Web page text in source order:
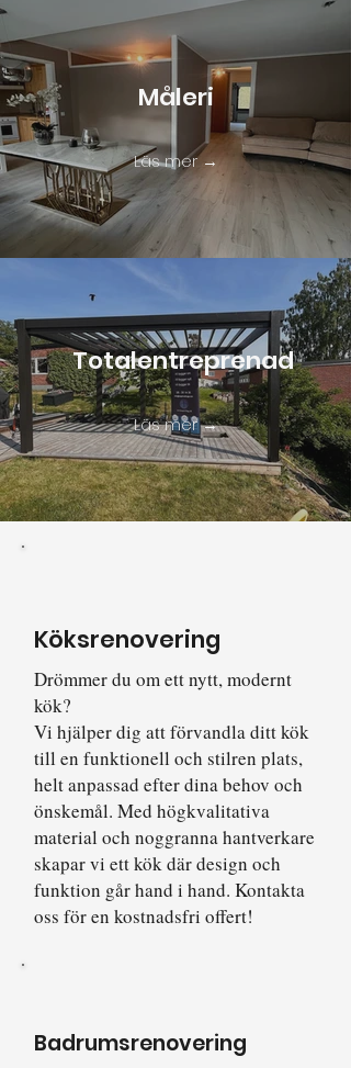
Måleri
Läs mer →
Totalentreprenad
Läs mer →
Köksrenovering
Drömmer du om ett nytt, modernt
kök?
Vi hjälper dig att förvandla ditt kök
till en funktionell och stilren plats,
helt anpassad efter dina behov och
önskemål. Med högkvalitativa
material och noggranna hantverkare
skapar vi ett kök där design och
funktion går hand i hand. Kontakta
oss för en kostnadsfri offert!
Badrumsrenovering